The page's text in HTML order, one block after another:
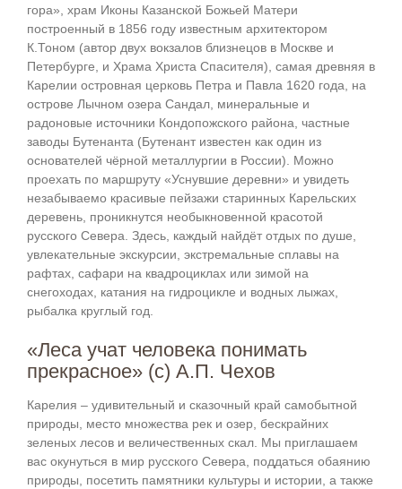
гора», храм Иконы Казанской Божьей Матери
построенный в 1856 году известным архитектором
К.Тоном (автор двух вокзалов близнецов в Москве и
Петербурге, и Храма Христа Спасителя), самая древняя в
Карелии островная церковь Петра и Павла 1620 года, на
острове Лычном озера Сандал, минеральные и
радоновые источники Кондопожского района, частные
заводы Бутенанта (Бутенант известен как один из
основателей чёрной металлургии в России). Можно
проехать по маршруту «Уснувшие деревни» и увидеть
незабываемо красивые пейзажи старинных Карельских
деревень, проникнутся необыкновенной красотой
русского Севера. Здесь, каждый найдёт отдых по душе,
увлекательные экскурсии, экстремальные сплавы на
рафтах, сафари на квадроциклах или зимой на
снегоходах, катания на гидроцикле и водных лыжах,
рыбалка круглый год.
«Леса учат человека понимать
прекрасное» (с) А.П. Чехов
Карелия – удивительный и сказочный край самобытной
природы, место множества рек и озер, бескрайних
зеленых лесов и величественных скал. Мы приглашаем
вас окунуться в мир русского Севера, поддаться обаянию
природы, посетить памятники культуры и истории, а также